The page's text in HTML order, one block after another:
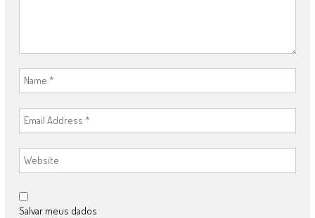
Salvar meus dados